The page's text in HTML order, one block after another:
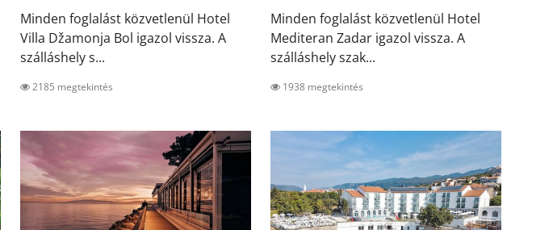
Minden foglalást közvetlenül Hotel
Villa Džamonja Bol igazol vissza. A
szálláshely s...
2185 megtekintés
Minden foglalást közvetlenül Hotel
Mediteran Zadar igazol vissza. A
szálláshely szak...
1938 megtekintés